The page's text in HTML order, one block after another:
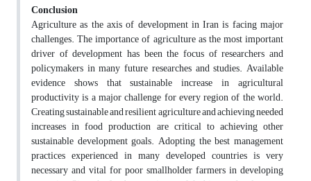
Conclusion
Agriculture as the axis of development in Iran is facing major
challenges. The importance of agriculture as the most important
driver of development has been the focus of researchers and
policymakers in many future researches and studies. Available
evidence shows that sustainable increase in agricultural
productivity is a major challenge for every region of the world.
Creating sustainable and resilient agriculture and achieving needed
increases in food production are critical to achieving other
sustainable development goals. Adopting the best management
practices experienced in many developed countries is very
necessary and vital for poor smallholder farmers in developing